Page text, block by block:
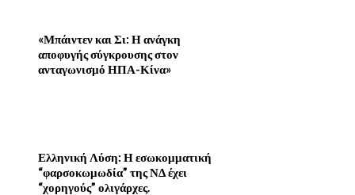
«Μπάιντεν και Σι: Η ανάγκη
αποφυγής σύγκρουσης στον
ανταγωνισμό ΗΠΑ-Κίνα»
Ελληνική Λύση: Η εσωκομματική
“φαρσοκωμωδία” της ΝΔ έχει
“χορηγούς” ολιγάρχες.